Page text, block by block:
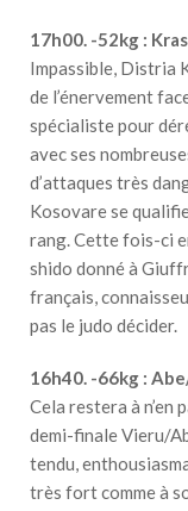
17h00. -52kg :
Impassible, Distria
de l’énervement
spécialiste pour
avec ses
d’attaques très
Kosovare se
rang. Cette fois-ci
shido donné à
français,
pas le judo décider.
16h40. -66kg :
Cela restera à n’en
demi-finale Vieru/
tendu,
très fort comme à